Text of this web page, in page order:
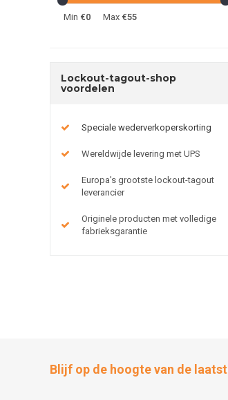
Min €0 Max €55
Lockout-tagout-shop
voordelen
Speciale wederverkoperskorting
Wereldwijde levering met UPS
Europa's grootste lockout-tagout
leverancier
Originele producten met volledige
fabrieksgarantie
Blijf op de hoogte van de